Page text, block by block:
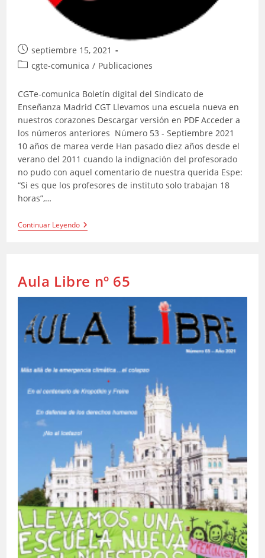
Publicación
de
septiembre 15, 2021
Categoría
la
entrada:
cgte-comunica / Publicaciones
CGTe-comunica Boletín digital del Sindicato de
Enseñanza Madrid CGT Llevamos una escuela nueva en
nuestros corazones Descargar versión en PDF Acceder a
los números anteriores Número 53 - Septiembre 2021
10 años de marea verde Han pasado diez años desde el
verano del 2011 cuando la indignación del profesorado
no pudo con aquel comentario de nuestra querida Espe:
“Si es que los profesores de instituto solo trabajan 18
horas”,…
Continuar LeyendoCGTe-
Comunica
Aula Libre nº 65